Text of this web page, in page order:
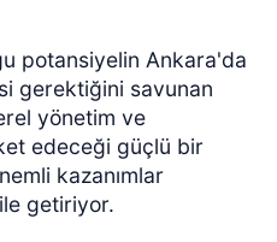
potansiyelin Ankara'da
gerektiğini savunan
yönetim ve
edeceği güçlü bir
kazanımlar
getiriyor.